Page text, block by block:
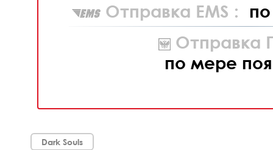
Отправка EMS :
Отправка
по мере
Dark Souls